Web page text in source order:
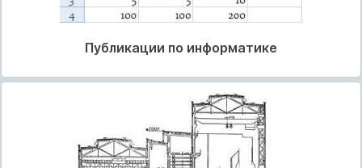
Публикации по информатике